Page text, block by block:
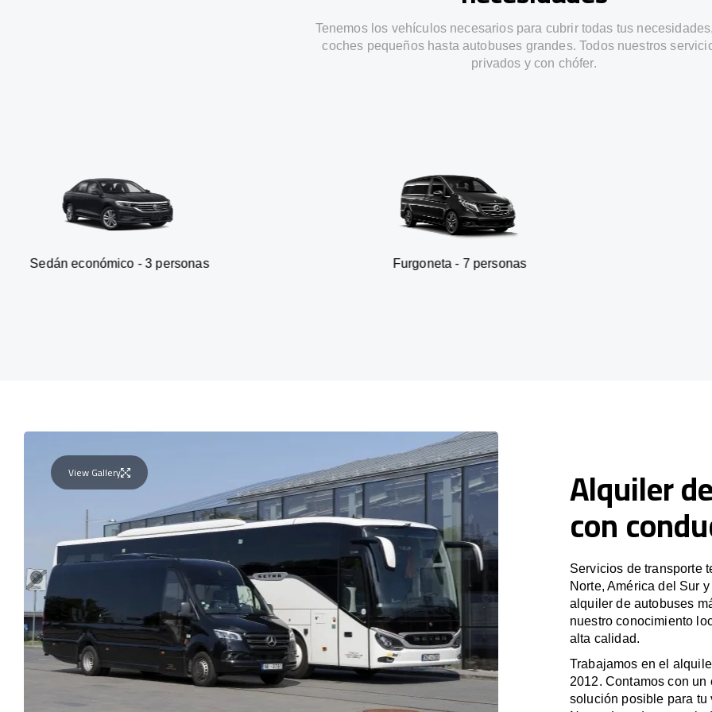
Tenemos los vehículos necesarios para cubrir todas tus
coches pequeños hasta autobuses grandes. Todos nuestros
privados y con chófer.
- 3 personas Furgoneta - 7 personas SUV -
View Gallery Alquiler
con
Servicios de transporte
Norte, América del Sur
alquiler de autobuses
nuestro conocimiento
alta calidad.
Trabajamos en el
2012. Contamos con
solución posible para tu